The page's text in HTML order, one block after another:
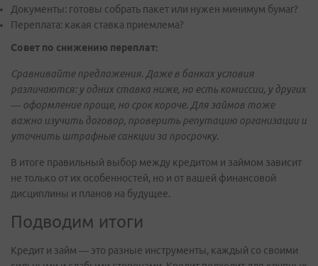
Документы: готовы собрать пакет или нужен минимум бумаг?
Переплата: какая ставка приемлема?
Совет по снижению переплат:
Сравнивайте предложения. Даже в банках условия
различаются: у одних ставка ниже, но есть комиссии, у других
— оформление проще, но срок короче. Для займов тоже
важно изучить договор, проверить репутацию организации и
уточнить штрафные санкции за просрочку.
В итоге правильный выбор между кредитом и займом зависит
не только от их особенностей, но и от вашей финансовой
дисциплины и планов на будущее.
Подводим итоги
Кредит и займ — это разные инструменты, каждый со своими